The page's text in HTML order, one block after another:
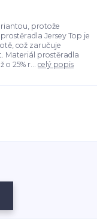
protože
Jersey Top je
což zaručuje
Materiál prostěradla
25% r... celý popis